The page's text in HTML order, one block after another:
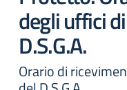
degli uffici
D.S.G.A.
Orario di